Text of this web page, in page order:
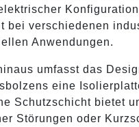
bei verschiedenen
Anwendungen.
umfasst das
eine
Schutzschicht bietet
Störungen oder